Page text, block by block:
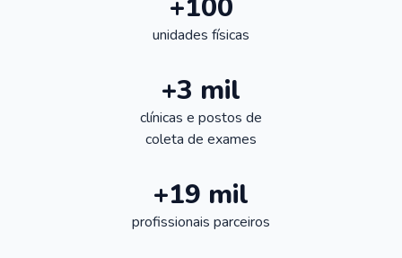
+100
unidades físicas
+3 mil
clínicas e postos de
coleta de exames
+19 mil
profissionais parceiros